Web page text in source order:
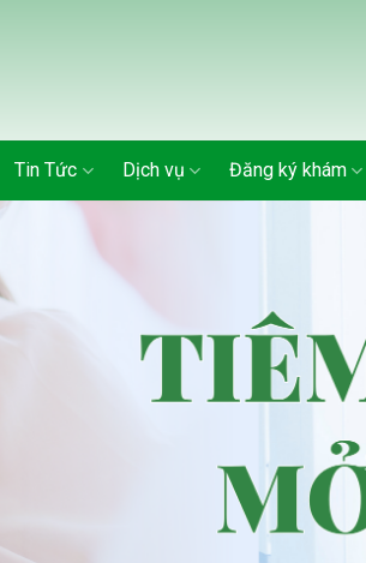
Tin Tức Dịch vụ Đăng ký khám